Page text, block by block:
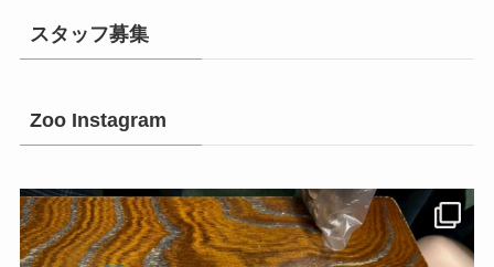
スタッフ募集
Zoo Instagram